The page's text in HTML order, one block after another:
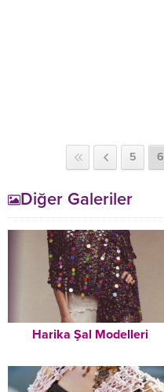
5 6
Diğer Galeriler
Harika Şal Modelleri